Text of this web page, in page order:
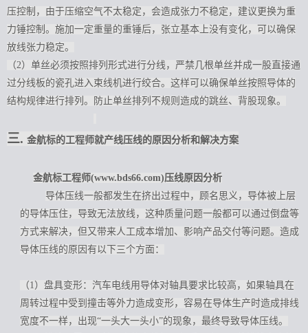
压控制，由于压缩空气不太稳定，会造成张力不稳定，建议更换为重
力锤控制。施加一定重量的重锤后，张立基本上没有变化，可以确保
放线张力稳定。
（2）单丝必须按照排列形式进行分线，严禁几根单丝并成一股直接通
过分线板的瓷孔进入束线机进行绞合。这样可以确保单丝按照导体的
结构规律进行排列。防止单丝排列不规则造成的跳丝、背股现象。
三. 金航标的工程师就产线压线的原因分析和解决方案
金航标工程师(www.bds66.com)压线原因分析
导体压线一般都发生在挤出过程中，顾名思义，导体被上层
的导体压住，导致无法放线，这种质量问题一般都可以通过倒盘等
方式来解决，但又带来人工成本增加、影响产品交付等问题。造成
导体压线的原因有以下三个方面：
（1）盘具变形：汽车电线用导体对轴具要求比较高，如果轴具在
周转过程中受到撞击等外力造成变形，容易在导体生产时造成排线
宽度不一样，出现“一头大一头小”的现象，最终导致导体压线。